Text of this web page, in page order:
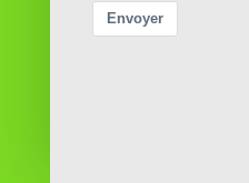
69100 VILLEURBANNE